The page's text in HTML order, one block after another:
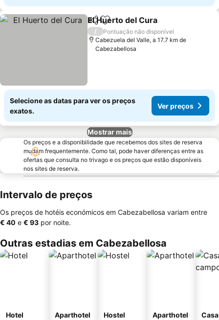
PartilharAdicionar aos favoritos
El Huerto del Cura
/
Pontuação não disponível
Cabezuela del Valle, a 17.7 km de
Cabezabellosa
Selecione as datas para ver os preços
exatos.
Ver preços
Mostrar mais
Os preços e a disponibilidade que recebemos dos sites de reserva
mudam frequentemente. Como tal, pode haver diferenças entre as
ofertas que consulta no trivago e os preços que estão disponíveis
nos sites de reserva.
Intervalo de preços
Os preços de hotéis económicos em Cabezabellosa variam entre
‎€ 40 e ‎€ 93 por noite.
Outras estadias em Cabezabellosa
Hotel Aparthotel Hostel Aparthotel